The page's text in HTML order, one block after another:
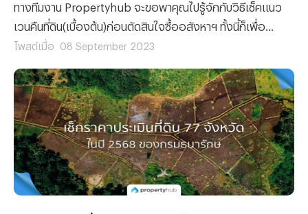
ทางทีมงาน Propertyhub จะขอพาคุณไปรู้จักกับวิธีเช็คแนว
เวนคืนที่ดิน(เบื้องต้น)ก่อนตัดสินใจซื้ออสังหาฯ ทั้งนี้ก็เพื่อ
ป้องกันปัญหาการเวนคืนที่ดิน ที่ขอบอกได้เลยว่าไม่มีใครอยาก
โพสต์เมื่อ 08 September 2023